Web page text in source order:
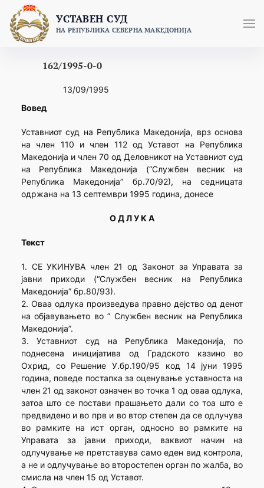
content
УСТАВЕН СУД
НА РЕПУБЛИКА СЕВЕРНА МАКЕДОНИЈА
162/1995-0-0
13/09/1995
Вовед
Уставниот суд на Република Македонија, врз основа
на член 110 и член 112 од Уставот на Република
Македонија и член 70 од Деловникот на Уставниот суд
на Република Македонија (“Службен весник на
Република Македонија” бр.70/92), на седницата
одржана на 13 септември 1995 година, донесе
О Д Л У К А
Текст
1. СЕ УКИНУВА член 21 од Законот за Управата за
јавни приходи (“Службен весник на Република
Македонија” бр.80/93).
2. Оваа одлука произведува правно дејство од денот
на објавувањето во ” Службен весник на Република
Македонија”.
3. Уставниот суд на Република Македонија, по
поднесена иницијатива од Градското казино во
Охрид, со Решение У.бр.190/95 код 14 јуни 1995
година, поведе постапка за оценување уставноста на
член 21 од законот означен во точка 1 од оваа одлука,
затоа што се постави прашањето дали со тоа што е
предвидено и во прв и во втор степен да се одлучува
во рамките на ист орган, односно во рамките на
Управата за јавни приходи, ваквиот начин на
одлучување не претставува само еден вид контрола,
а не и одлучување во второстепен орган по жалба, во
смисла на член 15 од Уставот.